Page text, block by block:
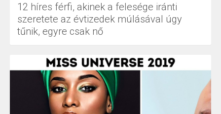
12 híres férfi, akinek a felesége iránti
szeretete az évtizedek múlásával úgy
tűnik, egyre csak nő